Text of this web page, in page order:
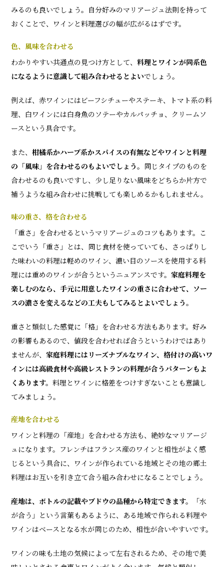
みるのも良いでしょう。自分好みのマリアージュ法則を持って
おくことで、ワインと料理選びの幅が広がるはずです。
色、風味を合わせる
わかりやすい共通点の見つけ方として、料理とワインが同系色
になるように意識して組み合わせるとよいでしょう。
例えば、赤ワインにはビーフシチューやステーキ、トマト系の料
理、白ワインには白身魚のソテーやカルパッチョ、クリームソ
ースという具合です。
また、柑橘系かハーブ系かスパイスの有無などやワインと料理
の「風味」を合わせるのもよいでしょう。 同じタイプのものを
合わせるのも良いですし、少し足りない風味をどちらか片方で
補うような組み合わせに挑戦しても楽しめるかもしれません。
味の重さ、格を合わせる
「重さ」を合わせるというマリアージュのコツもあります。こ
こでいう「重さ」とは、同じ食材を使っていても、さっぱりし
た味わいの料理は軽めのワイン、濃い目のソースを使用する料
理には重めのワインが合うというニュアンスです。家庭料理を
楽しむのなら、手元に用意したワインの重さに合わせて、ソー
スの濃さを変えるなどの工夫もしてみるとよいでしょう。
重さと類似した感覚に「格」を合わせる方法もあります。好み
の影響もあるので、値段を合わせれば合うというわけではあり
ませんが、家庭料理にはリーズナブルなワイン、格付けの高いワ
インには高級食材や高級レストランの料理が合うパターンもよ
くあります。料理とワインに格差をつけすぎないことも意識し
てみましょう。
産地を合わせる
ワインと料理の「産地」を合わせる方法も、絶妙なマリアージ
ュになります。フレンチはフランス産のワインと相性がよく感
じるという具合に、ワインが作られている地域とその地の郷土
料理はお互いを引き立て合う組み合わせになることでしょう。
産地は、ボトルの記載やブドウの品種から特定できます。
「水
が合う」という言葉もあるように、ある地域で作られる料理や
ワインはベースとなる水が同じのため、相性が合いやすいです。
ワインの味も土地の気候によって左右されるため、その地で美